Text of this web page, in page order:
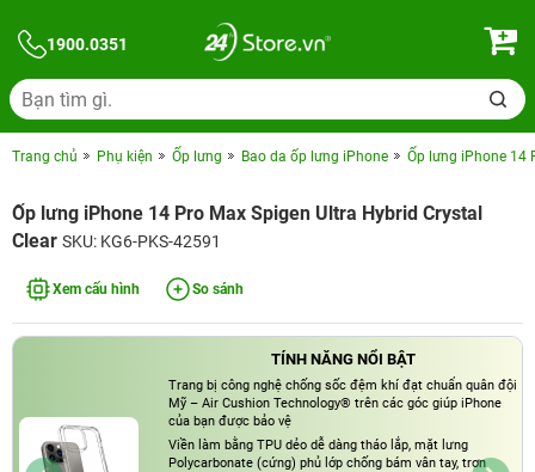
1900.0351
Trang chủ Phụ kiện Ốp lưng Bao da ốp lưng iPhone Ốp lưng iPhone 14
Ốp lưng iPhone 14 Pro Max Spigen Ultra Hybrid Crystal
Clear SKU: KG6-PKS-42591
Xem cấu hình So sánh
TÍNH NĂNG NỔI BẬT
Trang bị công nghệ chống sốc đệm khí đạt chuẩn quân đội
Mỹ – Air Cushion Technology® trên các góc giúp iPhone
của bạn được bảo vệ
Viền làm bằng TPU dẻo dễ dàng tháo lắp, mặt lưng
Polycarbonate (cứng) phủ lớp chống bám vân tay, trơn